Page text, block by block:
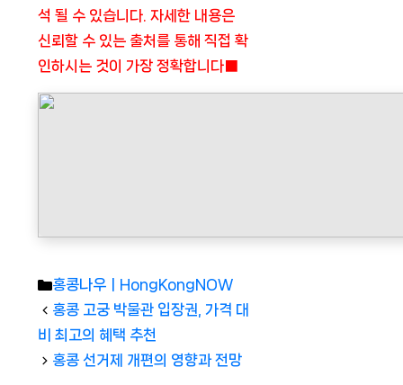
석 될 수 있습니다. 자세한 내용은
신뢰할 수 있는 출처를 통해 직접 확
인하시는 것이 가장 정확합니다■
Categories
홍콩나우ㅣHongKongNOW
홍콩 고궁 박물관 입장권, 가격 대
비 최고의 혜택 추천
홍콩 선거제 개편의 영향과 전망